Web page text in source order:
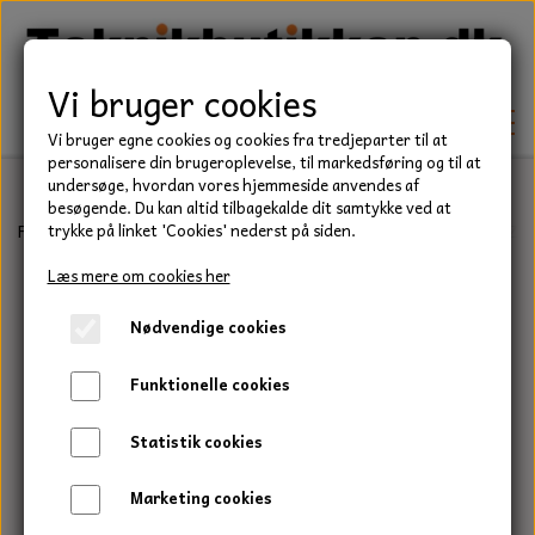
TEKNIK
KILEREMME
LEJER
PAKDÅSER
LÅSERINGE
BEFÆSTELSE
HAVE/PARK
UNIVERSALE REMME TIL PLÆNEKLIPPER OG
HAVETRAKTOR
TRAKTOR/ENTREPRENØR
Forside Befæstelse Skiver Plane skiver
Vi bruger cookies
Vi bruger egne cookies og cookies fra tredjeparter til at
personalisere din brugeroplevelse, til markedsføring og til at
undersøge, hvordan vores hjemmeside anvendes af
besøgende. Du kan altid tilbagekalde dit samtykke ved at
trykke på linket 'Cookies' nederst på siden.
Læs mere om cookies her
Nødvendige cookies
Funktionelle cookies
Statistik cookies
Marketing cookies